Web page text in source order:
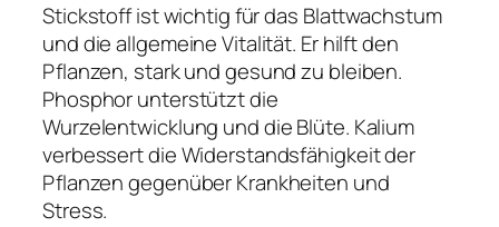
Stickstoff ist wichtig für das Blattwachstum
und die allgemeine Vitalität. Er hilft den
Pflanzen, stark und gesund zu bleiben.
Phosphor unterstützt die
Wurzelentwicklung und die Blüte. Kalium
verbessert die Widerstandsfähigkeit der
Pflanzen gegenüber Krankheiten und
Stress.